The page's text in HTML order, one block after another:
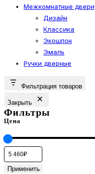
можно
на
Межкомнатные двери
Дизайн
Классика
Экошпон
Эмаль
Ручки дверные
Фильтрация товаров
Закрыть
Фильтры
Цена
Применить